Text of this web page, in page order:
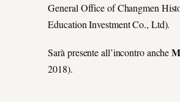
General Office of Changmen
Education Investment Co., Ltd).
Sarà presente all’incontro anche
2018).